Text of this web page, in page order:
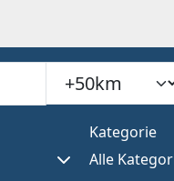
Suchradius
Kategorie
Alle